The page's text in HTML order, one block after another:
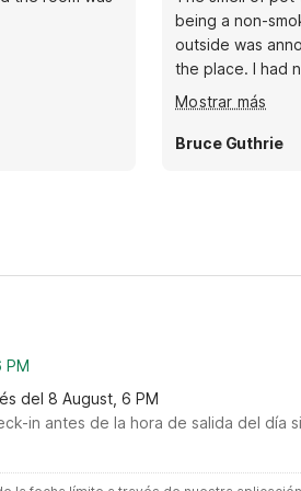
being a non-smoking room.
outside was
the place. I had never stayed at a Studio 6 before
and was quite
Decent fridge. Internet worked well. I hadn't been in
a kitchen
Mostrar más
Bruce Guthrie
PM
del 8 August, 6 PM
in antes de la hora de salida del